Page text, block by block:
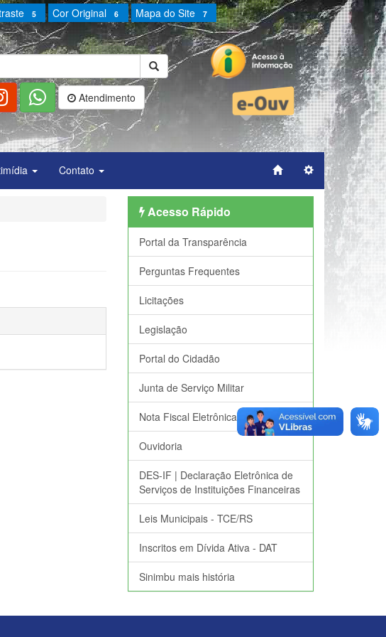
5 Cor Original 6 Mapa do Site 7
Atendimento
Contato
Acesso Rápido
Portal da Transparência
Perguntas Frequentes
Licitações
Legislação
Portal do Cidadão
Junta de Serviço Militar
Nota Fiscal Eletrônica
Ouvidoria
DES-IF | Declaração Eletrônica de
Serviços de Instituições Financeiras
Leis Municipais - TCE/RS
Inscritos em Dívida Ativa - DAT
Sinimbu mais história